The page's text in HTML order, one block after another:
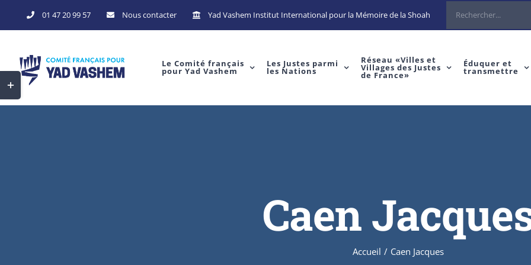
to
01 47 20 99 57 Nous contacter Yad Vashem Institut International pour la Mémoire de la Shoah Rechercher
Le Comité français
pour Yad Vashem
Les Justes parmi
les Nations
Réseau «Villes et
Villages des Justes
de France»
Éduquer et
transmettre
Caen
Accueil / Caen Jacques
Toggle
Sliding